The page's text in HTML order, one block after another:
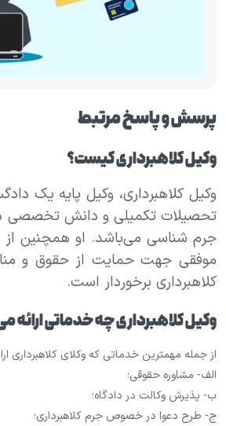
پرسش و پاسخ مرتبط
وکیل کلاهبرداری کیست؟
وکیل کلاهبرداری، وکیل پایه یک
تحصیلات تکمیلی و دانش تخصصی
جرم شناسی می‌باشد. او همچنین از
موفقی جهت حمایت از حقوق و
کلاهبرداری برخوردار است.
وکیل کلاهبرداری چه خدماتی
از جمله مهمترین خدماتی که وکلای کلاهبرداری
الف- مشاوره حقوقی؛
ب- پذیرش وکالت در دادگاه؛
ج- طرح دعوا در خصوص جرم کلاهبرداری؛